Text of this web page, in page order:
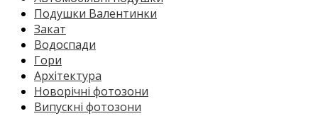
Подушки Валентинки
Закат
Водоспади
Гори
Архітектура
Новорічні фотозони
Випускні фотозони